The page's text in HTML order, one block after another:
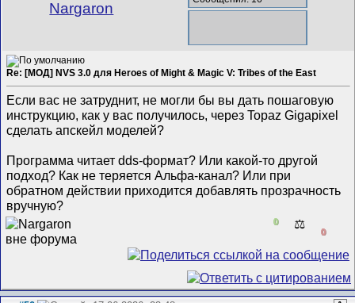
Nargaron
Re: [МОД] NVS 3.0 для Heroes of Might & Magic V: Tribes of the East
Если вас не затруднит, не могли бы вы дать пошаговую
инструкцию, как у вас получилось, через Topaz Gigapixel
сделать апскейл моделей?
Программа читает dds-формат? Или какой-то другой
подход? Как не теряется Альфа-канал? Или при
обратном действии приходится добавлять прозрачность
вручную?
0 ⚖️
0